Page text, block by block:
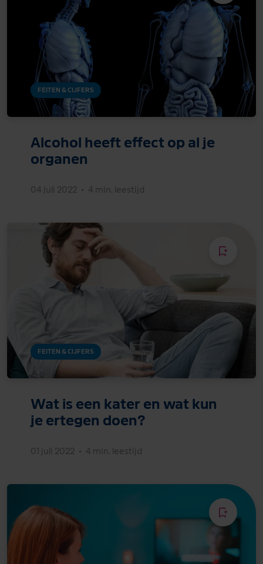
FEITEN & CIJFERS
Alcohol heeft effect op al je
organen
04 juli 2022 • 4 min. leestijd
FEITEN & CIJFERS
Wat is een kater en wat kun
je ertegen doen?
01 juli 2022 • 4 min. leestijd